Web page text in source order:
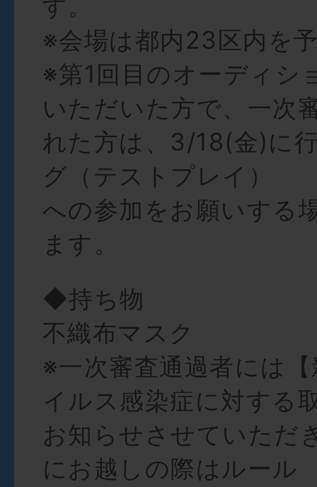
す。
※会場は都内23区内を
※第1回⽬のオーディシ
いただいた⽅で、⼀次
れた⽅は、3/18(⾦)に
グ（テストプレイ）
への参加をお願いする
ます。
◆持ち物
不織布マスク
※⼀次審査通過者には
イルス感染症に対する
お知らせさせていただ
にお越しの際はルール